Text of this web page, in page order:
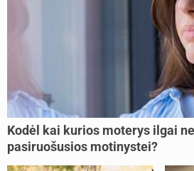
Kodėl kai kurios moterys ilgai
pasiruošusios motinystei?